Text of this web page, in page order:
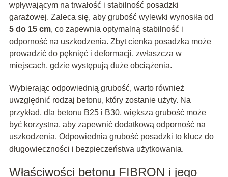
wpływającym na trwałość i stabilność posadzki
garażowej. Zaleca się, aby grubość wylewki wynosiła od
5 do 15 cm, co zapewnia optymalną stabilność i
odporność na uszkodzenia. Zbyt cienka posadzka może
prowadzić do pęknięć i deformacji, zwłaszcza w
miejscach, gdzie występują duże obciążenia.
Wybierając odpowiednią grubość, warto również
uwzględnić rodzaj betonu, który zostanie użyty. Na
przykład, dla betonu B25 i B30, większa grubość może
być korzystna, aby zapewnić dodatkową odporność na
uszkodzenia. Odpowiednia grubość posadzki to klucz do
długowieczności i bezpieczeństwa użytkowania.
Właściwości betonu FIBRON i jego